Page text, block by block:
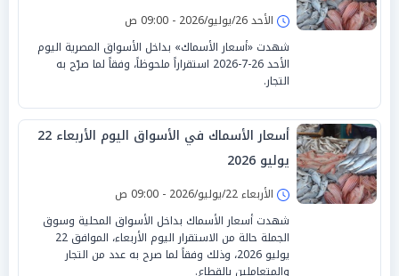
الأحد 26/يوليو/2026 - 09:00 ص
شهدت «أسعار الأسماك» بداخل الأسواق المصرية اليوم
الأحد 26-7-2026 استقراراً ملحوظاً، وفقاً لما صرّح به
التجار.
أسعار الأسماك في الأسواق اليوم الأربعاء 22
يوليو 2026
الأربعاء 22/يوليو/2026 - 09:00 ص
شهدت أسعار الأسماك بداخل الأسواق المحلية وسوق
الجملة حالة من الاستقرار اليوم الأربعاء، الموافق 22
يوليو 2026، وذلك وفقاً لما صرح به عدد من التجار
والمتعاملين بالقطاع.